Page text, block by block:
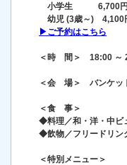
小学生 6,700
幼児 (3歳～)
▶ご予約はこちら
＜時 間＞ 18:00 ～
＜会 場＞ バンケッ
＜食 事＞
◆料理／和・洋・中ビ
◆飲物／フリードリン
＜特別メニュー＞